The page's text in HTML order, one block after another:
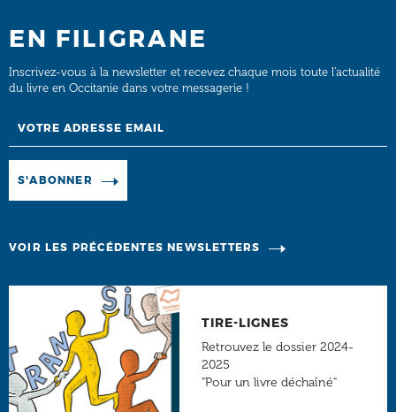
EN FILIGRANE
Inscrivez-vous à la newsletter et recevez chaque mois toute l’actualité
du livre en Occitanie dans votre messagerie !
S'ABONNER
VOIR LES PRÉCÉDENTES NEWSLETTERS
TIRE-LIGNES
Retrouvez le dossier 2024-
2025
"Pour un livre déchaîné"